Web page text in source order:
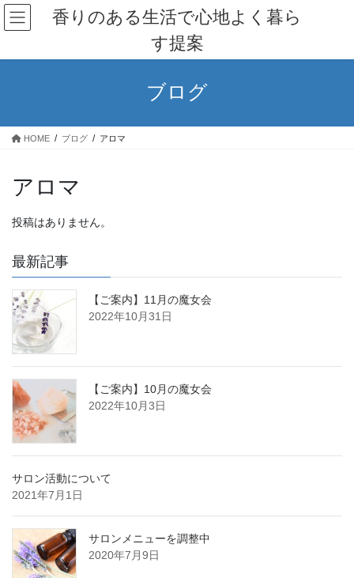
コ
ン
ン
ナ
ビ
ー
香りのある生活で心地よく暮ら
す提案
ブログ
HOME ブログ アロマ
アロマ
投稿はありません。
最新記事
【ご案内】11月の魔女会
2022年10月31日
【ご案内】10月の魔女会
2022年10月3日
サロン活動について
2021年7月1日
サロンメニューを調整中
2020年7月9日